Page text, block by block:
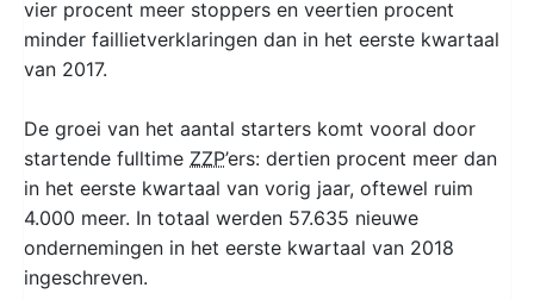
vier procent meer stoppers en veertien procent
minder faillietverklaringen dan in het eerste kwartaal
van 2017.
De groei van het aantal starters komt vooral door
startende fulltime ZZP’ers: dertien procent meer dan
in het eerste kwartaal van vorig jaar, oftewel ruim
4.000 meer. In totaal werden 57.635 nieuwe
ondernemingen in het eerste kwartaal van 2018
ingeschreven.